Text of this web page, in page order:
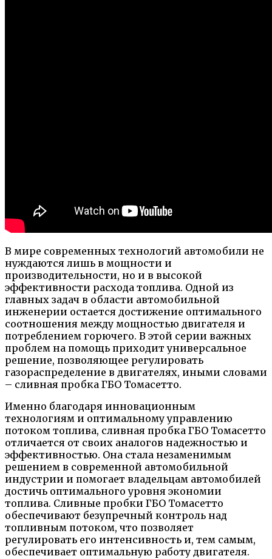
В мире современных технологий автомобили не
нуждаются лишь в мощности и
производительности, но и в высокой
эффективности расхода топлива. Одной из
главных задач в области автомобильной
инженерии остается достижение оптимального
соотношения между мощностью двигателя и
потреблением горючего. В этой серии важных
проблем на помощь приходит универсальное
решение, позволяющее регулировать
газораспределение в двигателях, иными словами
– сливная пробка ГБО Томасетто.
Именно благодаря инновационным
технологиям и оптимальному управлению
потоком топлива, сливная пробка ГБО Томасетто
отличается от своих аналогов надежностью и
эффективностью. Она стала незаменимым
решением в современной автомобильной
индустрии и помогает владельцам автомобилей
достичь оптимального уровня экономии
топлива. Сливные пробки ГБО Томасетто
обеспечивают безупречный контроль над
топливным потоком, что позволяет
регулировать его интенсивность и, тем самым,
обеспечивает оптимальную работу двигателя.